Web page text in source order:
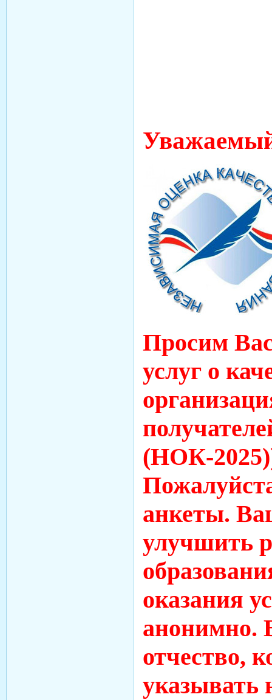
Просим
услуг о
(НОК-
анкеты.
улучшить
оказания
анонимно.
отчество,
указывать